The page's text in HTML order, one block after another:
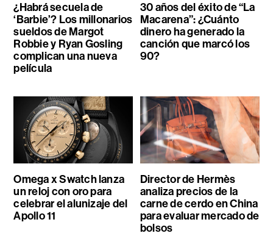
¿Habrá secuela de
‘Barbie’? Los millonarios
sueldos de Margot
Robbie y Ryan Gosling
complican una nueva
película
30 años del éxito de “La
Macarena”: ¿Cuánto
dinero ha generado la
canción que marcó los
90?
Omega x Swatch lanza
un reloj con oro para
celebrar el alunizaje del
Apollo 11
Director de Hermès
analiza precios de la
carne de cerdo en China
para evaluar mercado de
bolsos